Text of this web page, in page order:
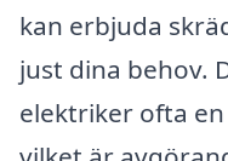
kan erbjuda
just dina behov.
elektriker ofta